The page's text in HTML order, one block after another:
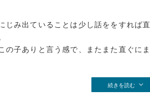
じみ出ていることは少し話ををすれば直
の子ありと言う感で、またまた直ぐにま
続きを読む